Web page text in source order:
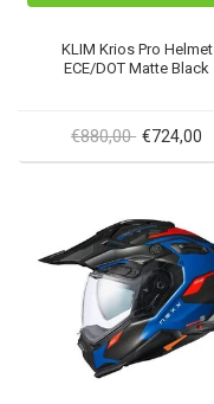
KLIM Krios Pro Helmet
ECE/DOT Matte Black
€880,00 €724,00